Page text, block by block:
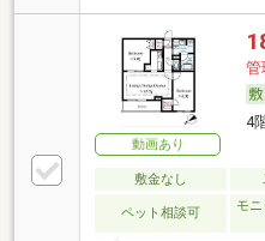
動画あり
管
4
敷金なし
ペット相談可
モ